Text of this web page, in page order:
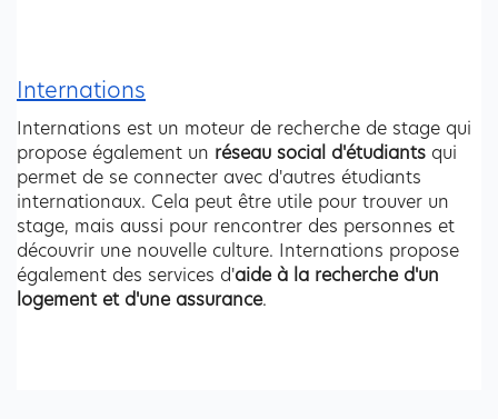
Internations
Internations est un moteur de recherche de stage qui
propose également un réseau social d'étudiants qui
permet de se connecter avec d'autres étudiants
internationaux. Cela peut être utile pour trouver un
stage, mais aussi pour rencontrer des personnes et
découvrir une nouvelle culture. Internations propose
également des services d'aide à la recherche d'un
logement et d'une assurance.